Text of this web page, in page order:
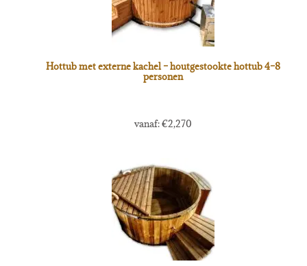
Hottub met externe kachel – houtgestookte hottub 4–8
personen
vanaf:€2,270